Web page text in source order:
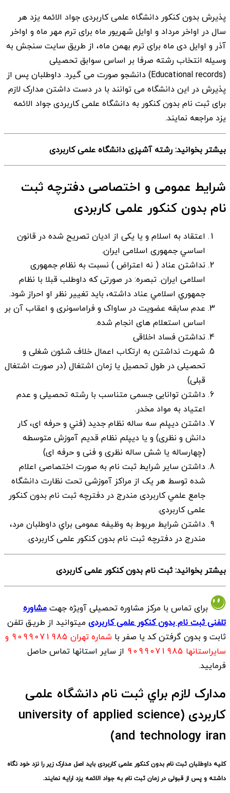
پذیرش بدون کنکور دانشگاه علمی کاربردی جواد الائمه یزد هر
سال در اواخر مرداد و اوایل شهریور ماه برای ترم مهر ماه و اواخر
آذر و اوایل دی ماه برای ترم بهمن ماه، از طریق سایت سنجش به
وسیله انتخاب رشته صرفا بر اساس سوابق تحصیلی
(Educational records) دانشجو صورت می گیرد. داوطلبان پس از
پذیرش در این دانشگاه می توانند با در دست داشتن مدارک لازم
برای ثبت نام بدون کنکور به دانشگاه علمی کاربردی جواد الائمه
یزد مراجعه نمایند.
بیشتر بخوانید: رشته آشپزی دانشگاه علمی کاربردی
شرایط عمومی و اختصاصی دفترچه ثبت
نام بدون کنکور علمی کاربردی
اعتقاد به اسلام و يا يكی از اديان تصريح شده در قانون
اساسي جمهوری اسلامی ايران.
نداشتن عناد ( نه اعتراض ) نسبت به نظام جمهوری
اسلامی ايران. تبصره: در صورتی كه داوطلب قبلا با نظام
جمهوري اسلامي عناد داشته، بايد تغيير نظر او احراز شود.
عدم سابقه عضويت در ساواک و فراماسونری و اعقاب آن بر
اساس استعلام های انجام شده.
نداشتن فساد اخلاقی
شهرت نداشتن به ارتكاب اعمال خلاف شئون شغلی و
تحصيلی در طول تحصيل يا زمان اشتغال (در صورت اشتغال
قبلی)
داشتن توانايی جسمی متناسب با رشته تحصیلی و عدم
اعتياد به مواد مخدر.
داشتن ديپلم سه ساله نظام جديد (فني و حرفه ای، كار
دانش و نظری) و يا ديپلم نظام قديم آموزش متوسطه
(چهارساله يا شش ساله نظری و فنی و حرفه ای)
داشتن ساير شرایط ثبت نام به صورت اختصاصی اعلام
شده توسط هر يک از مراكز آموزشی تحت نظارت دانشگاه
جامع علمي كاربردی مندرج در دفترچه ثبت نام بدون کنکور
علمی کاربردی.
داشتن شرايط مربوط به وظيفه عمومی براي داوطلبان مرد،
مندرج در دفترچه ثبت نام بدون کنکور علمی کاربردی.
بیشتر بخوانید: ثبت نام بدون کنکور علمی کاربردی
برای تماس با مرکز مشاوره تحصیلی آویژه جهتمشاوره
تلفنی ثبت نام بدون کنکور علمی کاربردی میتوانید از طریـق تلفن
ثابت و بدون گرفتن کد یا صفر با
شماره تهران 9099071985 و
سایراستانها 9099071985
از سایر استانها تماس حاصل
فرمایید.
مدارک لازم براي ثبت نام دانشگاه علمی
کاربردی (university of applied science
and technology iran)
كليه داوطلبان ثبت نام بدون کنکور علمی کاربردی باید اصل مدارک زير را نزد خود نگاه
داشته و پس از قبولی در زمان ثبت نام به جواد الائمه یزد ارايه نمايند.